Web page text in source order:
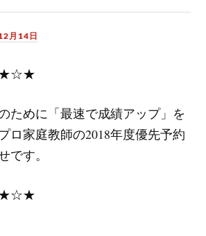
月14日
ために「最速で成績アップ」を
ロ家庭教師の2018年度優先予約
です。